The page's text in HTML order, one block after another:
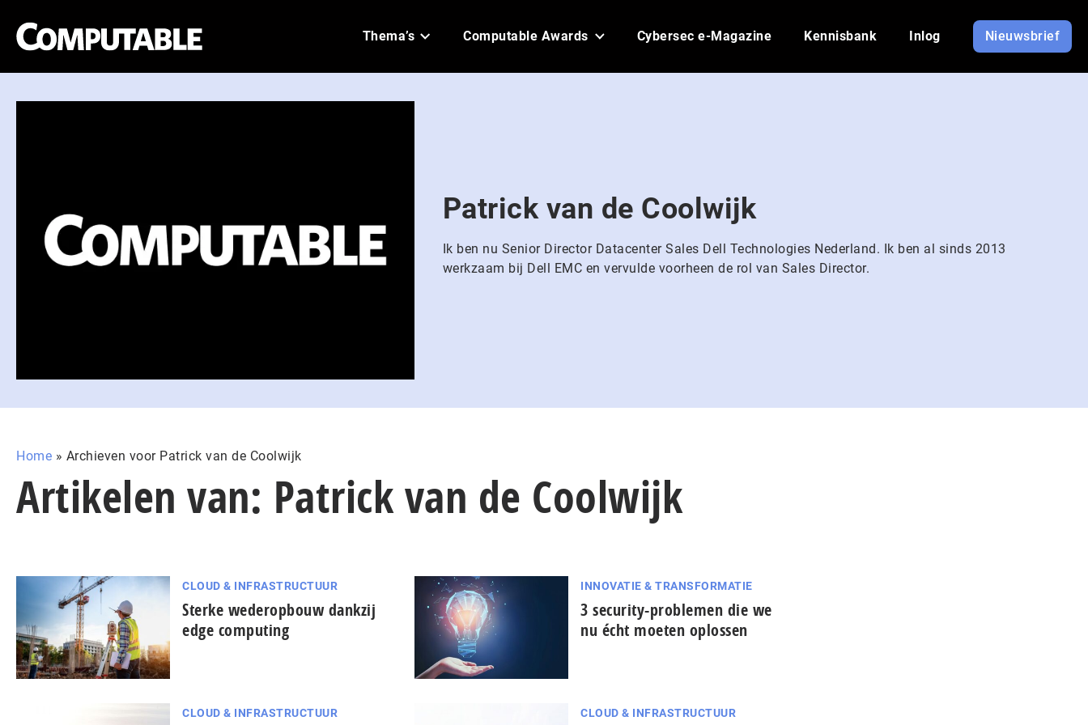
Thema’s Computable Awards Cybersec e-Magazine Kennisbank Inlog Nieuwsbrief
Patrick van de Coolwijk
Ik ben nu Senior Director Datacenter Sales Dell Technologies Nederland. Ik ben al sinds 2013
werkzaam bij Dell EMC en vervulde voorheen de rol van Sales Director.
Home » Archieven voor Patrick van de Coolwijk
Artikelen van: Patrick van de Coolwijk
CLOUD & INFRASTRUCTUUR
Sterke wederopbouw dankzij
edge computing
INNOVATIE & TRANSFORMATIE
3 security-problemen die we
nu écht moeten oplossen
CLOUD & INFRASTRUCTUUR CLOUD & INFRASTRUCTUUR